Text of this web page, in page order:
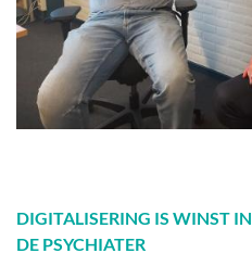
DIGITALISERING IS WINST
DE PSYCHIATER